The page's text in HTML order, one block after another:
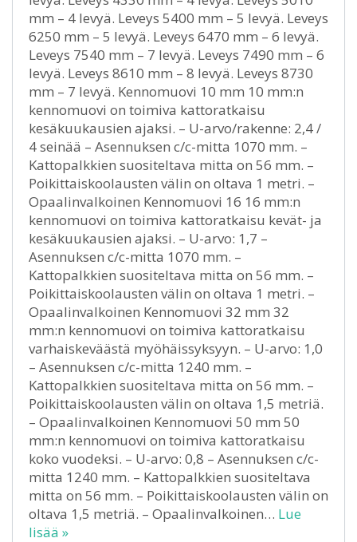
mm – 4 levyä. Leveys 5400 mm – 5 levyä. Leveys
6250 mm – 5 levyä. Leveys 6470 mm – 6 levyä.
Leveys 7540 mm – 7 levyä. Leveys 7490 mm – 6
levyä. Leveys 8610 mm – 8 levyä. Leveys 8730
mm – 7 levyä. Kennomuovi 10 mm 10 mm:n
kennomuovi on toimiva kattoratkaisu
kesäkuukausien ajaksi. – U-arvo/rakenne: 2,4 /
4 seinää – Asennuksen c/c-mitta 1070 mm. –
Kattopalkkien suositeltava mitta on 56 mm. –
Poikittaiskoolausten välin on oltava 1 metri. –
Opaalinvalkoinen Kennomuovi 16 16 mm:n
kennomuovi on toimiva kattoratkaisu kevät- ja
kesäkuukausien ajaksi. – U-arvo: 1,7 –
Asennuksen c/c-mitta 1070 mm. –
Kattopalkkien suositeltava mitta on 56 mm. –
Poikittaiskoolausten välin on oltava 1 metri. –
Opaalinvalkoinen Kennomuovi 32 mm 32
mm:n kennomuovi on toimiva kattoratkaisu
varhaiskeväästä myöhäissyksyyn. – U-arvo: 1,0
– Asennuksen c/c-mitta 1240 mm. –
Kattopalkkien suositeltava mitta on 56 mm. –
Poikittaiskoolausten välin on oltava 1,5 metriä.
– Opaalinvalkoinen Kennomuovi 50 mm 50
mm:n kennomuovi on toimiva kattoratkaisu
koko vuodeksi. – U-arvo: 0,8 – Asennuksen c/c-
mitta 1240 mm. – Kattopalkkien suositeltava
mitta on 56 mm. – Poikittaiskoolausten välin on
oltava 1,5 metriä. – Opaalinvalkoinen… Lue
lisää »